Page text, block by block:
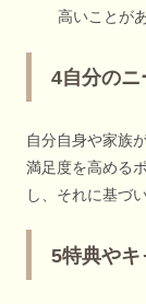
高いことが
4自分の
自分自身や家族
満足度を高める
し、それに基づ
5特典やキ